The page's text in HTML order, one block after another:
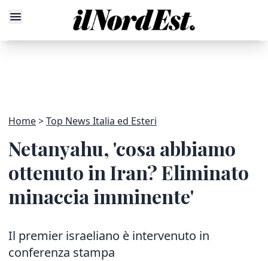
Home Top News Italia ed Esteri
Netanyahu, 'cosa abbiamo
ottenuto in Iran? Eliminato
minaccia imminente'
Il premier israeliano è intervenuto in
conferenza stampa